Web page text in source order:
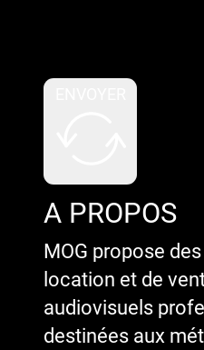
A PROPOS
MOG propose
location et de
audiovisuels
destinées aux